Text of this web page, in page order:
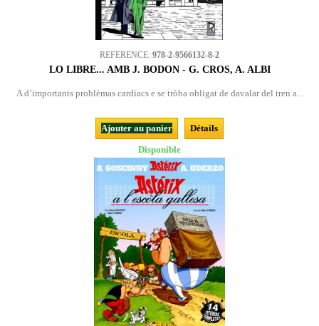
REFERENCE: 978-2-9566132-8-2
LO LIBRE... AMB J. BODON - G. CROS, A. ALBI
A d’importants problèmas cardiacs e se tròba obligat de davalar del tren a...
Ajouter au panier
Détails
Disponible